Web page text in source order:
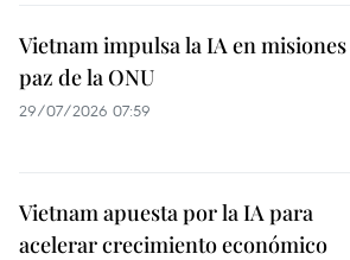
Vietnam impulsa la IA en
paz de la ONU
29/07/2026 07:59
Vietnam apuesta por la IA para
acelerar crecimiento económico